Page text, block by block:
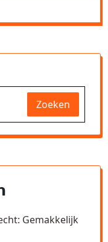
Zoeken
Gemakkelijk